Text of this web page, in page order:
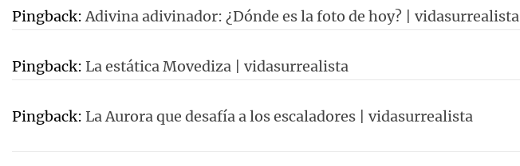
Pingback:Adivina adivinador: ¿Dónde es la foto de hoy? | vidasurrealista
Pingback: La estática Movediza | vidasurrealista
Pingback: La Aurora que desafía a los escaladores | vidasurrealista